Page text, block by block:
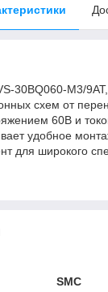
30BQ060-M3/
схем от
60В и
удобное
для широкого
SMC